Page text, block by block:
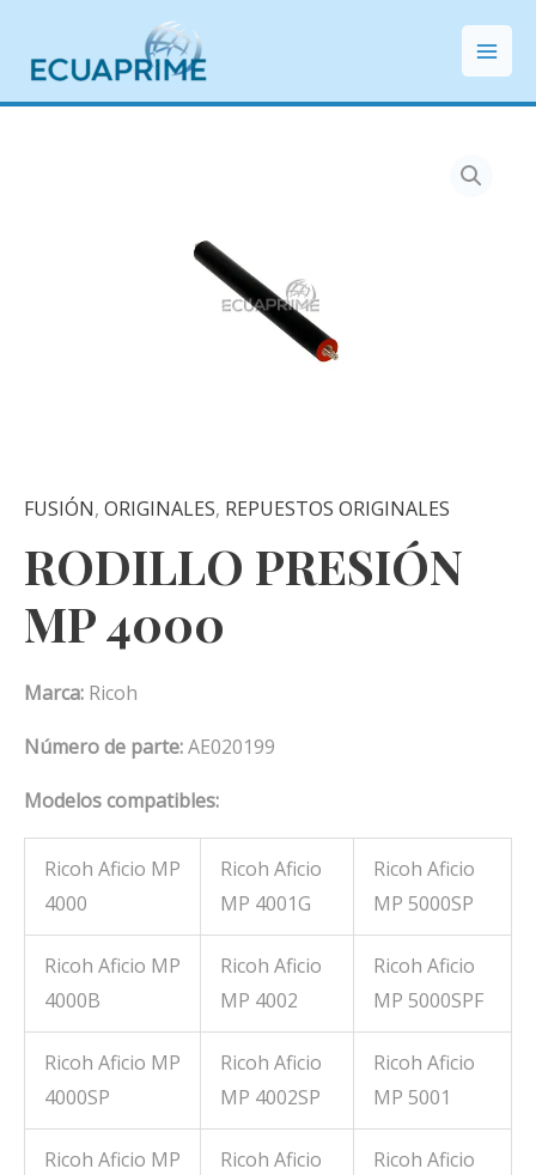
contenido
FUSIÓN, ORIGINALES, REPUESTOS ORIGINALES
RODILLO PRESIÓN
MP 4000
Marca: Ricoh
Número de parte:AE020199
Modelos compatibles:
Ricoh Aficio MP
4000
Ricoh Aficio
MP 4001G
Ricoh Aficio
MP 5000SP
Ricoh Aficio MP
4000B
Ricoh Aficio
MP 4002
Ricoh Aficio
MP 5000SPF
Ricoh Aficio MP
4000SP
Ricoh Aficio
MP 4002SP
Ricoh Aficio
MP 5001
Ricoh Aficio MP
Ricoh Aficio
Ricoh Aficio